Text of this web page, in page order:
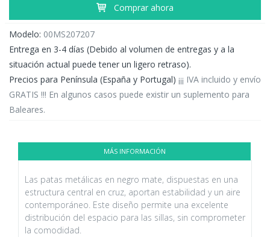
Comprar ahora
Modelo: 00MS207207
Entrega en 3-4 días (Debido al volumen de entregas y a la
situación actual puede tener un ligero retraso).
Precios para Península (España y Portugal) ¡¡¡ IVA incluido y envío
GRATIS !!! En algunos casos puede existir un suplemento para
Baleares.
MÁS INFORMACIÓN
Las patas metálicas en negro mate, dispuestas en una
estructura central en cruz, aportan estabilidad y un aire
contemporáneo. Este diseño permite una excelente
distribución del espacio para las sillas, sin comprometer
la comodidad.